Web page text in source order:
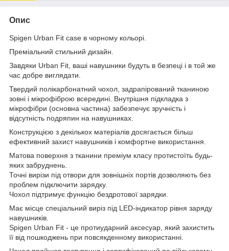
Опис
Spigen Urban Fit case в чорному кольорі.
Преміальний стильний дизайн.
Завдяки Urban Fit, ваші навушники будуть в безпеці і в той же
час добре виглядати.
Твердий полікарбонатний чохол, задрапірований тканиною
зовні і мікрофіброю всередині. Внутрішня підкладка з
мікрофібри (основна частина) забезпечує зручність і
відсутність подряпин на навушниках.
Конструкцією з декількох матеріалів досягається більш
ефективний захист навушників і комфортне використання.
Матова поверхня з тканини преміум класу протистоїть будь-
яких забруднень.
Точні вирізи під отвори для зовнішніх портів дозволяють без
проблем підключити зарядку.
Чохол підтримує функцію бездротової зарядки.
Має місце спеціальний виріз під LED-індикатор рівня заряду
навушників.
Spigen Urban Fit - це протиударний аксесуар, який захистить
її від пошкоджень при повсякденному використанні.